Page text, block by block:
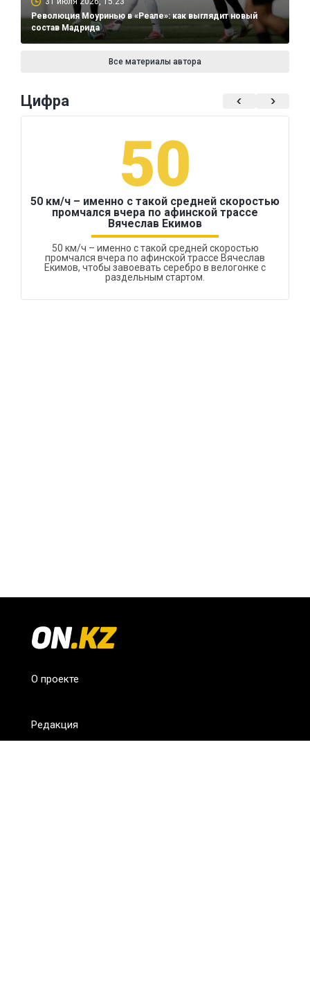
Революция Моуринью в «Реале»: как выглядит новый
состав Мадрида
Все материалы автора
Цифра
50
50 км/ч – именно с такой средней скоростью
промчался вчера по афинской трассе
Вячеслав Екимов
50 км/ч – именно с такой средней скоростью
промчался вчера по афинской трассе Вячеслав
Екимов, чтобы завоевать серебро в велогонке с
раздельным стартом.
О проекте
Редакция